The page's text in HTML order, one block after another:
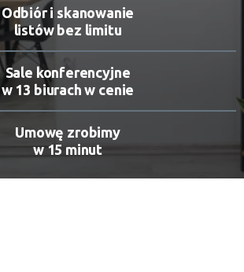
Odbiór i skanowanie
listów bez limitu
Sale konferencyjne
w 13 biurach w cenie
Umowę zrobimy
w 15 minut